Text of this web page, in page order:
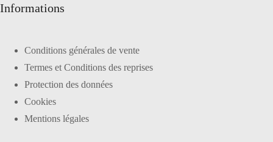
Informations
Conditions générales de vente
Termes et Conditions des reprises
Protection des données
Cookies
Mentions légales